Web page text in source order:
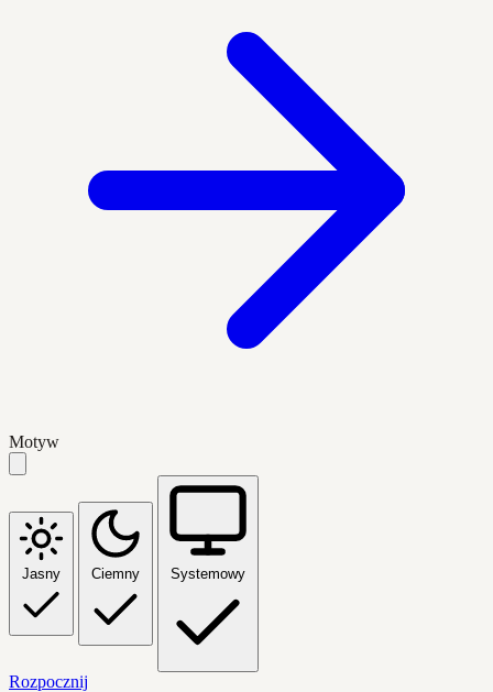
Motyw
Jasny Ciemny Systemowy
Rozpocznij